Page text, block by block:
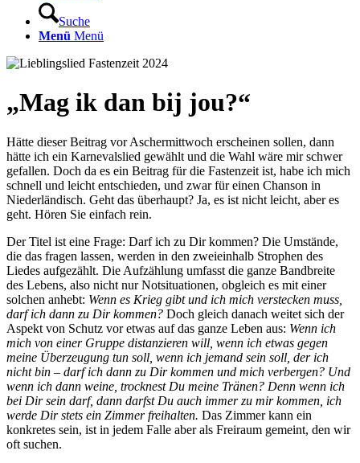
Suche
Menü Menü
„Mag ik dan bij jou?“
Hätte dieser Beitrag vor Aschermittwoch erscheinen sollen, dann
hätte ich ein Karnevalslied gewählt und die Wahl wäre mir schwer
gefallen. Doch da es ein Beitrag für die Fastenzeit ist, habe ich mich
schnell und leicht entschieden, und zwar für einen Chanson in
Niederländisch. Geht das überhaupt? Ja, es ist nicht leicht, aber es
geht. Hören Sie einfach rein.
Der Titel ist eine Frage: Darf ich zu Dir kommen? Die Umstände,
die das fragen lassen, werden in den zweieinhalb Strophen des
Liedes aufgezählt. Die Aufzählung umfasst die ganze Bandbreite
des Lebens, also nicht nur Notsituationen, obgleich es mit einer
solchen anhebt: Wenn es Krieg gibt und ich mich verstecken muss,
darf ich dann zu Dir kommen? Doch gleich danach weitet sich der
Aspekt von Schutz vor etwas auf das ganze Leben aus: Wenn ich
mich von einer Gruppe distanzieren will, wenn ich etwas gegen
meine Überzeugung tun soll, wenn ich jemand sein soll, der ich
nicht bin – darf ich dann zu Dir kommen und mich verbergen? Und
wenn ich dann weine, trocknest Du meine Tränen? Denn wenn ich
bei Dir sein darf, dann darfst Du auch immer zu mir kommen, ich
werde Dir stets ein Zimmer freihalten. Das Zimmer kann ein
konkretes sein, ist in jedem Falle aber als Freiraum gemeint, den wir
oft suchen.